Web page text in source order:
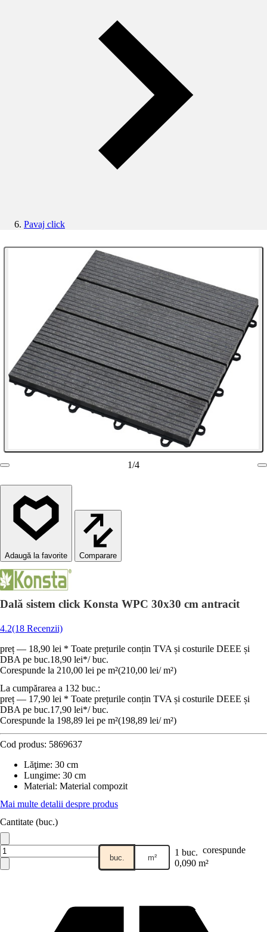
Pavaj click
1/4
Comparare
Dală sistem click Konsta WPC 30x30 cm antracit
4.2(18 Recenzii)
preț — 18,90 lei * Toate prețurile conțin TVA și costurile DEEE și
DBA pe buc.18,90 lei*/ buc.
Corespunde la 210,00 lei pe m²(210,00 lei/ m²)
La cumpărarea a 132 buc.:
preț — 17,90 lei * Toate prețurile conțin TVA și costurile DEEE și
DBA pe buc.17,90 lei*/ buc.
Corespunde la 198,89 lei pe m²(198,89 lei/ m²)
Cod produs: 5869637
Lăţime: 30 cm
Lungime: 30 cm
Material: Material compozit
Mai multe detalii despre produs
Cantitate (buc.)
buc. m² 1 buc. corespunde
0,090 m²